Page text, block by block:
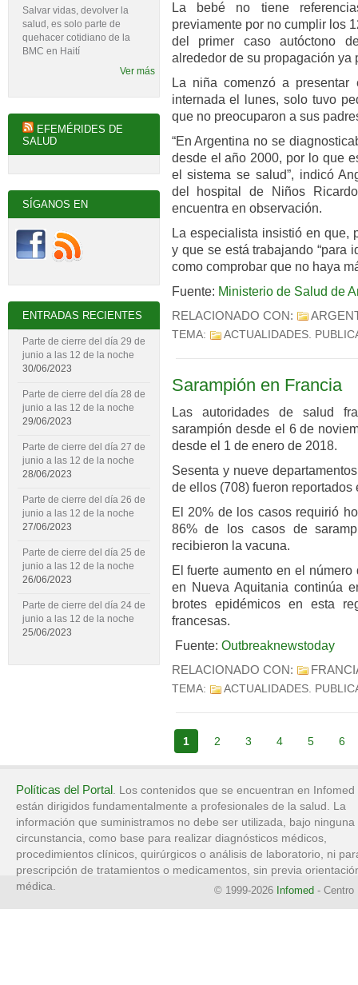
La bebé no tiene
previamente por no cumplir los
del primer caso autóctono
alrededor de su propagación ya
La niña comenzó a presentar
internada el lunes, solo tuvo
que no preocuparon a sus
“En Argentina no se
desde el año 2000, por lo que
el sistema se salud”, indicó
del hospital de Niños
encuentra en observación.
La especialista insistió en que,
y que se está trabajando “para
como comprobar que no haya
Fuente: Ministerio de Salud de
RELACIONADO CON:
TEMA: ACTUALIDADES.
Sarampión en Francia
Las autoridades de salud
sarampión desde el 6 de
desde el 1 de enero de 2018.
Sesenta y nueve
de ellos (708) fueron
El 20% de los casos requirió
86% de los casos de
recibieron la vacuna.
El fuerte aumento en el
en Nueva Aquitania continúa
brotes epidémicos en esta
francesas.
Fuente: Outbreaknewstoday
RELACIONADO CON:
TEMA: ACTUALIDADES.
1 2 3 4 5 6
Salvar vidas, devolver la
salud, es solo parte de
quehacer cotidiano de la
BMC en Haití
Ver más
EFEMÉRIDES DE
SALUD
SÍGANOS EN
ENTRADAS RECIENTES
Parte de cierre del día 29 de
junio a las 12 de la noche
30/06/2023
Parte de cierre del día 28 de
junio a las 12 de la noche
29/06/2023
Parte de cierre del día 27 de
junio a las 12 de la noche
28/06/2023
Parte de cierre del día 26 de
junio a las 12 de la noche
27/06/2023
Parte de cierre del día 25 de
junio a las 12 de la noche
26/06/2023
Parte de cierre del día 24 de
junio a las 12 de la noche
25/06/2023
Políticas del Portal. Los contenidos que se encuentran en Infomed
están dirigidos fundamentalmente a profesionales de la salud. La
información que suministramos no debe ser utilizada, bajo ninguna
circunstancia, como base para realizar diagnósticos médicos,
procedimientos clínicos, quirúrgicos o análisis de laboratorio, ni
prescripción de tratamientos o medicamentos, sin previa
médica.
© 1999-2026 Infomed - Centro